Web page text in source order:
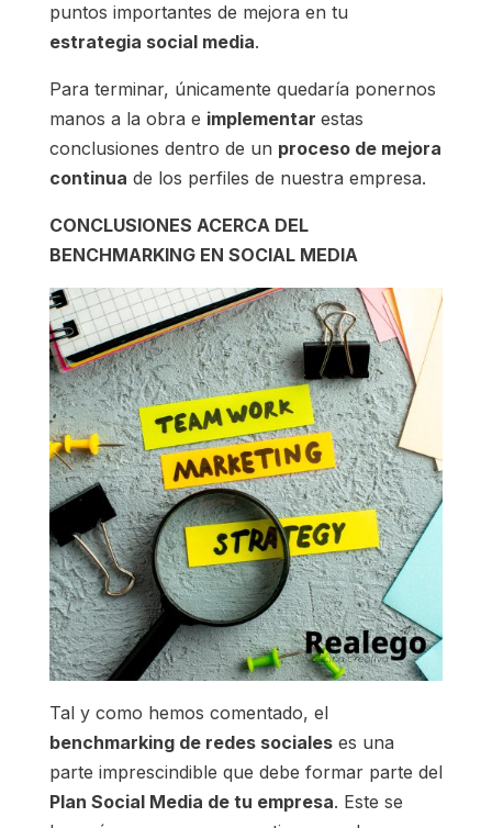
puntos importantes de mejora en tu
estrategia social media.
Para terminar, únicamente quedaría ponernos
manos a la obra e implementar estas
conclusiones dentro de un proceso de mejora
continua de los perfiles de nuestra empresa.
CONCLUSIONES ACERCA DEL
BENCHMARKING EN SOCIAL MEDIA
Tal y como hemos comentado, el
benchmarking de redes socialeses una
parte imprescindible que debe formar parte del
Plan Social Media de tu empresa. Este se